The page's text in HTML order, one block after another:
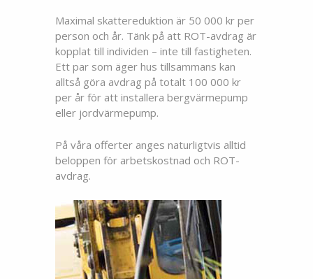
Maximal skattereduktion är 50 000 kr per
person och år. Tänk på att ROT-avdrag är
kopplat till individen – inte till fastigheten.
Ett par som äger hus tillsammans kan
alltså göra avdrag på totalt 100 000 kr
per år för att installera bergvärmepump
eller jordvärmepump.
På våra offerter anges naturligtvis alltid
beloppen för arbetskostnad och ROT-
avdrag.